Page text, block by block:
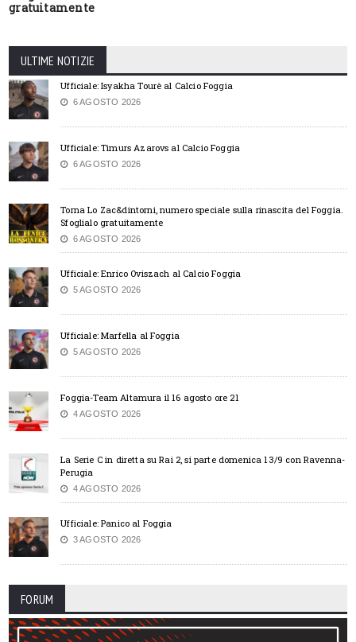
gratuitamente
ULTIME NOTIZIE
Ufficiale: Isyakha Tourè al Calcio Foggia
6 AGOSTO 2026
Ufficiale: Timurs Azarovs al Calcio Foggia
6 AGOSTO 2026
Torna Lo Zac&dintorni, numero speciale sulla rinascita del Foggia.
Sfoglialo gratuitamente
6 AGOSTO 2026
Ufficiale: Enrico Oviszach al Calcio Foggia
5 AGOSTO 2026
Ufficiale: Marfella al Foggia
5 AGOSTO 2026
Foggia-Team Altamura il 16 agosto ore 21
4 AGOSTO 2026
La Serie C in diretta su Rai 2, si parte domenica 13/9 con Ravenna-
Perugia
4 AGOSTO 2026
Ufficiale: Panico al Foggia
3 AGOSTO 2026
FORUM